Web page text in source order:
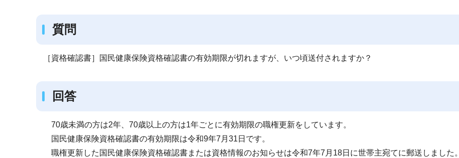
質問
［資格確認書］国民健康保険資格確認書の有効期限が切れますが、いつ頃送付されますか？
回答
70歳未満の方は2年、70歳以上の方は1年ごとに有効期限の職権更新をしています。
国民健康保険資格確認書の有効期限は令和9年7月31日です。
職権更新した国民健康保険資格確認書または資格情報のお知らせは令和7年7月18日に世帯主宛てに郵送しました。
ン